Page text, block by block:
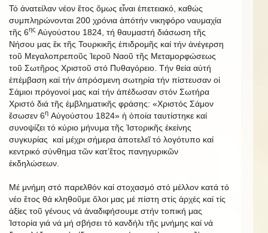
Τό ἀνατείλαν νέον ἔτος ὅμως εἶναι ἐπετειακό, καθώς
συμπληρώνονται 200 χρόνια ἀπότήν νικηφόρο ναυμαχία
τῆς 6ης Αὐγούστου 1824, τή θαυμαστή διάσωση τῆς
Νήσου μας ἒκ τῆς Τουρκικῆς ἐπιδρομῆς καί τήν ἀνέγερση
τοῦ Μεγαλοπρεποῦς Ἱεροῦ Ναοῦ τῆς Μεταμορφώσεως
τοῦ Σωτῆρος Χριστοῦ στό Πυθαγόρειο. Τήν θεία αὐτή
ἐπέμβαση καί τήν ἀπρόσμενη σωτηρία τήν πίστευσαν οἱ
Σάμιοι πρόγονοί μας καί τήν ἀπέδωσαν στόν Σωτήρα
Χριστό διά τῆς ἐμβληματικῆς φράσης: «Χριστός Σάμον
ἔσωσεν 6η Αὐγούστου 1824» ἡ ὁποία ταυτίστηκε καί
συνοψίζει τό κύριο μήνυμα τῆς Ἱστορικῆς ἐκείνης
συγκυρίας καί μέχρι σήμερα ἀποτελεῖ τό λογότυπο καί
κεντρικό σύνθημα τῶν κατ’ἔτος πανηγυρικῶν
ἐκδηλώσεων.
Μέ μνήμη στό παρελθόν καί στοχασμό στό μέλλον κατά τό
νέο ἔτος θά κληθοῦμε ὅλοι μας μέ πίστη στίς ἀρχές καί τίς
ἀξίες τοῦ γένους νά ἀναδιφήσουμε στήν τοπική μας
Ἱστορία γιά νά μή σβήσει τό κανδήλι τῆς μνήμης καί νά